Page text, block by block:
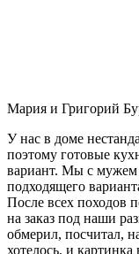
Мария и Григорий
У нас в доме
поэтому готовые
вариант. Мы с
подходящего
После всех походов
на заказ под наши
обмерил, посчитал,
хотелось, и